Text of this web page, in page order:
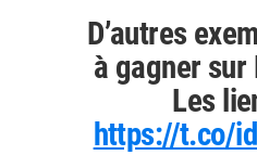
D’autres
à gagner
Les
https://t.co/